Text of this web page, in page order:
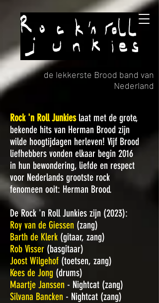
de lekkerste Brood band van
Nederland
Rock 'n Roll Junkies laat met de grote,
bekende hits van Herman Brood zijn
wilde hoogtijdagen herleven! Vijf Brood
liefhebbers vonden elkaar begin 2016
in hun bewondering, liefde en respect
voor Nederlands grootste rock
fenomeen ooit: Herman Brood.
De Rock 'n Roll Junkies zijn (2023):
Roy van de Giessen (zang)
Barth de Klerk (gitaar, zang)
Rob Visser (basgitaar)
Joost Wilgehof (toetsen, zang)
Kees de Jong (drums)
Maartje Janssen - Nightcat (zang)
Silvana Bancken - Nightcat (zang)